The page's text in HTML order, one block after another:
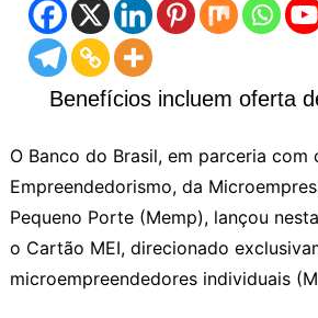
Benefícios incluem oferta
O Banco do Brasil, em parceria com
Empreendedorismo, da
Pequeno Porte (Memp), lançou
o Cartão MEI, direcionado
microempreendedores individuais